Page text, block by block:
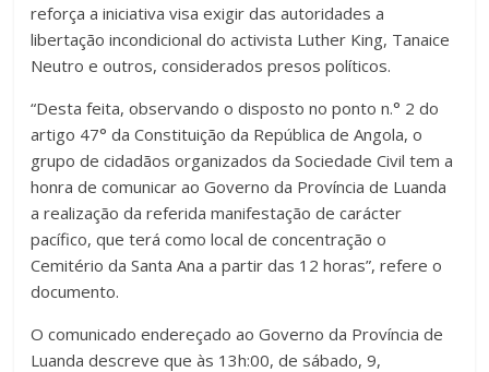
reforça a iniciativa visa exigir das autoridades a
libertação incondicional do activista Luther King, Tanaice
Neutro e outros, considerados presos políticos.
“Desta feita, observando o disposto no ponto n.° 2 do
artigo 47° da Constituição da República de Angola, o
grupo de cidadãos organizados da Sociedade Civil tem a
honra de comunicar ao Governo da Província de Luanda
a realização da referida manifestação de carácter
pacífico, que terá como local de concentração o
Cemitério da Santa Ana a partir das 12 horas”, refere o
documento.
O comunicado endereçado ao Governo da Província de
Luanda descreve que às 13h:00, de sábado, 9,